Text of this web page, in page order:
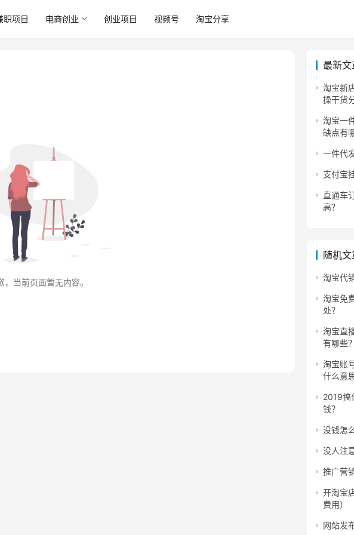
职项目 电商创业 创业项目 视频号 淘宝分享
，当前页面暂无内容。
最新文
淘宝新
操干货
淘宝一
缺点有
一件代
支付宝
直通车
高？
随机文
淘宝代
淘宝免
处？
淘宝直
有哪些？
淘宝账
什么意
2019搞
钱？
没钱怎
没人注
推广营
开淘宝
费用）
网站发